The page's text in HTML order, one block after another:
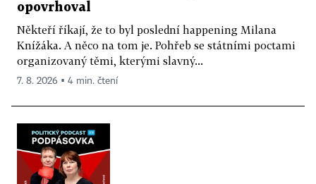
opovrhoval
Někteří říkají, že to byl poslední happening Milana
Knížáka. A něco na tom je. Pohřeb se státními poctami
organizovaný těmi, kterými slavný...
7. 8. 2026 ▪ 4 min. čtení